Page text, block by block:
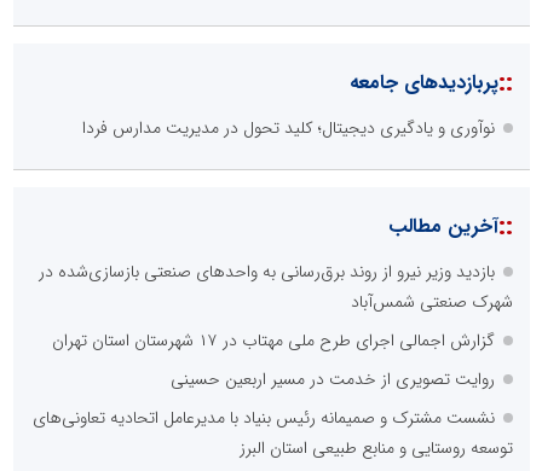
::پربازدیدهای جامعه
نوآوری و یادگیری دیجیتال؛ کلید تحول در مدیریت مدارس فردا
::آخرین مطالب
بازدید وزیر نیرو از روند برق‌رسانی به واحدهای صنعتی بازسازی‌شده در
شهرک صنعتی شمس‌آباد
گزارش اجمالی اجرای طرح ملی مهتاب در ۱۷ شهرستان استان تهران
روایت تصویری از خدمت در مسیر اربعین حسینی
نشست مشترک و صمیمانه رئیس بنیاد با مدیرعامل اتحادیه تعاونی‌های
توسعه روستایی و منابع طبیعی استان البرز